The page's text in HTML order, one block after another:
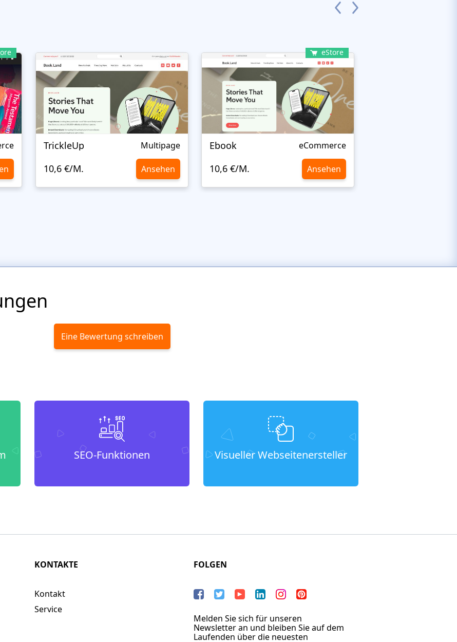
TrickleUp Multipage
10,6 €/M. Ansehen
eStore
Ebook eCommerce
10,6 €/M. Ansehen
Eine Bewertung schreiben
SEO-Funktionen Visueller Webseitenersteller
KONTAKTE
Kontakt
Service
FOLGEN
Melden Sie sich für unseren
Newsletter an und bleiben Sie auf dem
Laufenden über die neuesten